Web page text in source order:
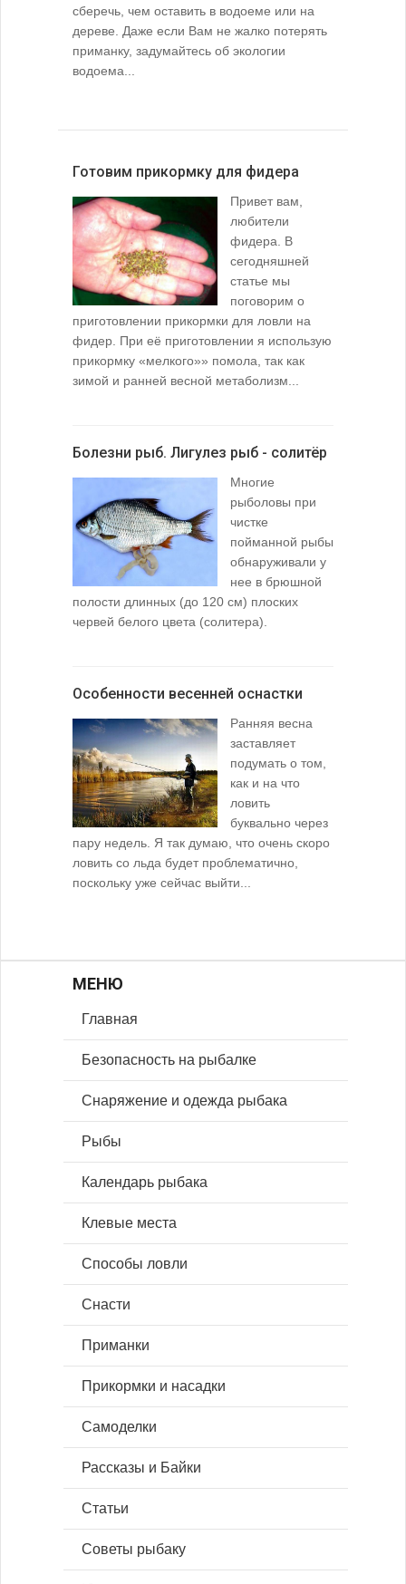
сберечь, чем оставить в водоеме или на
дереве. Даже если Вам не жалко потерять
приманку, задумайтесь об экологии
водоема...
Готовим прикормку для фидера
Привет вам,
любители
фидера. В
сегодняшней
статье мы
поговорим о
приготовлении прикормки для ловли на
фидер. При её приготовлении я использую
прикормку «мелкого»» помола, так как
зимой и ранней весной метаболизм...
Болезни рыб. Лигулез рыб - солитёр
Многие
рыболовы при
чистке
пойманной рыбы
обнаруживали у
нее в брюшной
полости длинных (до 120 см) плоских
червей белого цвета (солитера).
Особенности весенней оснастки
Ранняя весна
заставляет
подумать о том,
как и на что
ловить
буквально через
пару недель. Я так думаю, что очень скоро
ловить со льда будет проблематично,
поскольку уже сейчас выйти...
МЕНЮ
Главная
Безопасность на рыбалке
Снаряжение и одежда рыбака
Рыбы
Календарь рыбака
Клевые места
Способы ловли
Снасти
Приманки
Прикормки и насадки
Самоделки
Рассказы и Байки
Статьи
Советы рыбаку